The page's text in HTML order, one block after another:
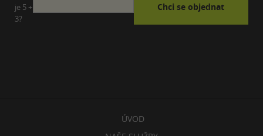
je 5 +
3?
ÚVOD